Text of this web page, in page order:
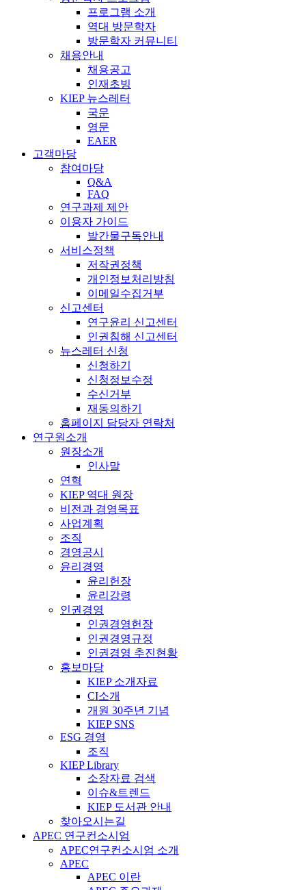
프로그램 소개
역대 방문학자
방문학자 커뮤니티
채용안내
채용공고
인재초빙
KIEP 뉴스레터
국문
영문
EAER
고객마당
참여마당
Q&A
FAQ
연구과제 제안
이용자 가이드
발간물구독안내
서비스정책
저작권정책
개인정보처리방침
이메일수집거부
신고센터
연구윤리 신고센터
인권침해 신고센터
뉴스레터 신청
신청하기
신청정보수정
수신거부
재동의하기
홈페이지 담당자 연락처
연구원소개
원장소개
인사말
연혁
KIEP 역대 원장
비전과 경영목표
사업계획
조직
경영공시
윤리경영
윤리헌장
윤리강령
인권경영
인권경영헌장
인권경영규정
인권경영 추진현황
홍보마당
KIEP 소개자료
CI소개
개원 30주년 기념
KIEP SNS
ESG 경영
조직
KIEP Library
소장자료 검색
이슈&트렌드
KIEP 도서관 안내
찾아오시는길
APEC 연구컨소시엄
APEC연구컨소시엄 소개
APEC
APEC 이란